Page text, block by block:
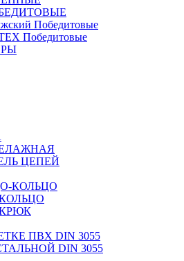
Победитовые
Победитовые
ЦЕПЕЙ
КОЛЬЦО
ПВХ DIN 3055
DIN 3055